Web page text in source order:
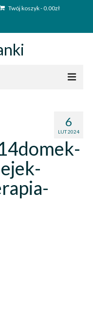
Twój koszyk-0.00zł
6
LUT 2024